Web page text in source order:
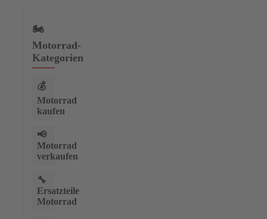
🏍️
Motorrad-
Kategorien
💰
Motorrad
kaufen
📢
Motorrad
verkaufen
🔧
Ersatzteile
Motorrad